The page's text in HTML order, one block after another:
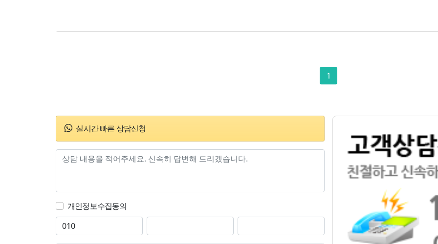
실시간 빠른 상담신청
개인정보수집동의
1